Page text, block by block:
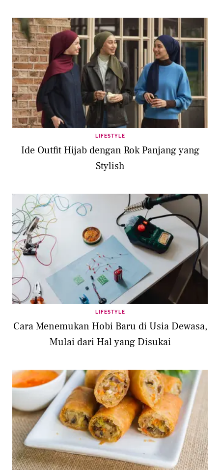
LIFESTYLE
Ide Outfit Hijab dengan Rok Panjang yang
Stylish
LIFESTYLE
Cara Menemukan Hobi Baru di Usia Dewasa,
Mulai dari Hal yang Disukai